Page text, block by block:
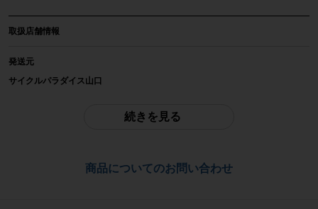
年式
2017年
参考価格
取扱店舗情報
発送元
サイクルパラダイス山口
ご不明点はお問い合わせ欄よりご質問下さい。
佐川急便にて全国配送いたします。
続きを見る
商品についてのお問い合わせ